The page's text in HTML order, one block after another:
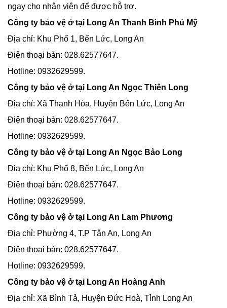
ngay cho nhân viên để được hỗ trợ.
Công ty bảo vệ ở tại Long An Thanh Bình Phú Mỹ
Địa chỉ: Khu Phố 1, Bến Lức, Long An
Điện thoại bàn: 028.62577647.
Hotline: 0932629599.
Công ty bảo vệ ở tại Long An Ngọc Thiên Long
Địa chỉ: Xã Thạnh Hòa, Huyện Bến Lức, Long An
Điện thoại bàn: 028.62577647.
Hotline: 0932629599.
Công ty bảo vệ ở tại Long An Ngọc Bảo Long
Địa chỉ: Khu Phố 8, Bến Lức, Long An
Điện thoại bàn: 028.62577647.
Hotline: 0932629599.
Công ty bảo vệ ở tại Long An Lam Phương
Địa chỉ: Phường 4, T.P Tân An, Long An
Điện thoại bàn: 028.62577647.
Hotline: 0932629599.
Công ty bảo vệ ở tại Long An Hoàng Anh
Địa chỉ: Xã Bình Tả, Huyện Đức Hoà, Tỉnh Long An